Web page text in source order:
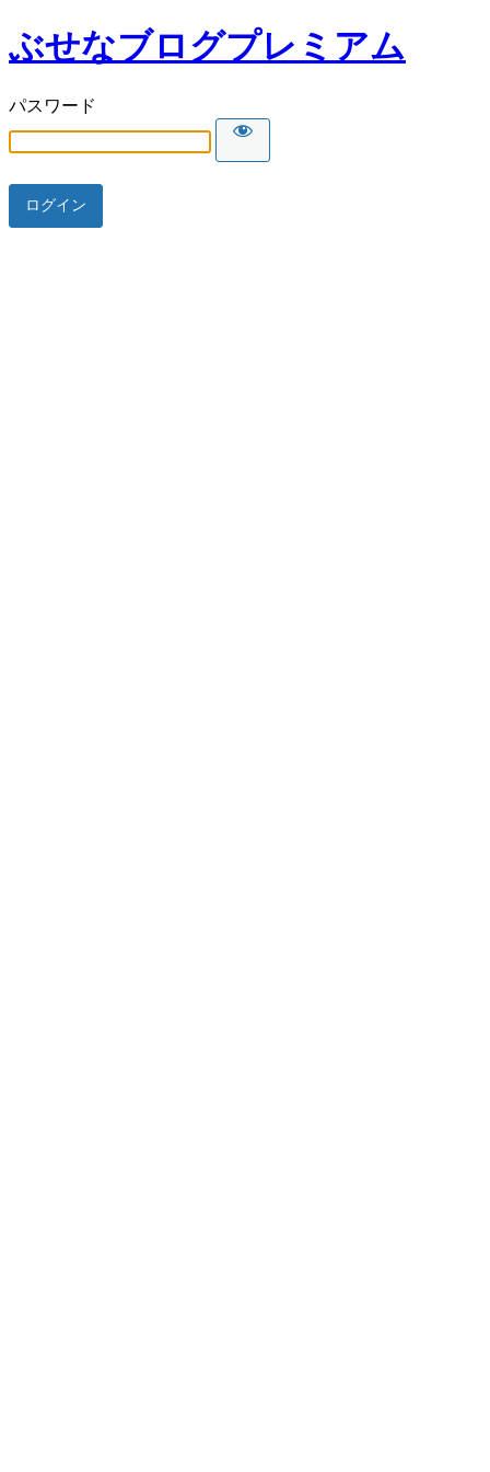
ぶせなブログプレミアム
パスワード